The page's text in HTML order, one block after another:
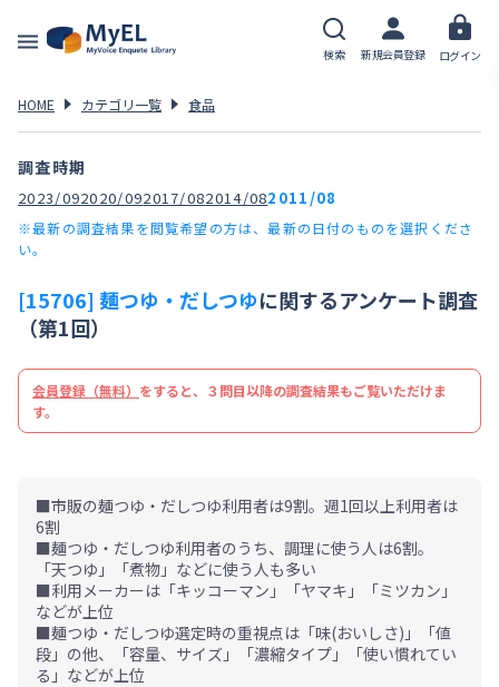
検索 新規会員登録 ログイン
HOME カテゴリ一覧 食品
調査時期
2023/092020/092017/082014/082011/08
※最新の調査結果を閲覧希望の方は、最新の日付のものを選択くださ
い。
[15706] 麺つゆ・だしつゆに関するアンケート調査
（第1回）
会員登録（無料） をすると、３問目以降の調査結果もご覧いただけま
す。
■市販の麺つゆ・だしつゆ利用者は9割。週1回以上利用者は
6割
■麺つゆ・だしつゆ利用者のうち、調理に使う人は6割。
「天つゆ」「煮物」などに使う人も多い
■利用メーカーは「キッコーマン」「ヤマキ」「ミツカン」
などが上位
■麺つゆ・だしつゆ選定時の重視点は「味(おいしさ)」「値
段」の他、「容量、サイズ」「濃縮タイプ」「使い慣れてい
る」などが上位